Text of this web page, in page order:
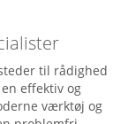
til rådighed
effektiv og
værktøj og